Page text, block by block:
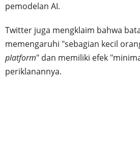
pemodelan AI.
Twitter juga mengklaim bahwa
memengaruhi "sebagian kecil
platform" dan memiliki efek
periklanannya.